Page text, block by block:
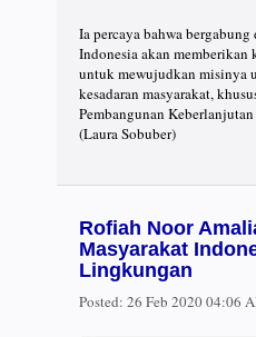
Ia percaya bahwa
Indonesia akan memberikan
untuk mewujudkan misinya
kesadaran masyarakat,
Pembangunan
(Laura Sobuber)
Rofiah Noor
Masyarakat
Lingkungan
Posted: 26 Feb 2020 04:06